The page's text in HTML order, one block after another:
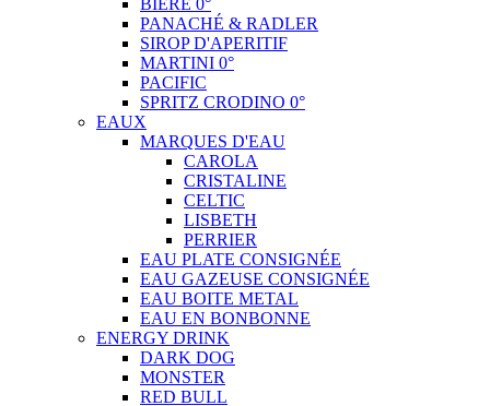
PANACHÉ & RADLER
SIROP D'APERITIF
MARTINI 0°
PACIFIC
SPRITZ CRODINO 0°
EAUX
MARQUES D'EAU
CAROLA
CRISTALINE
CELTIC
LISBETH
PERRIER
EAU PLATE CONSIGNÉE
EAU GAZEUSE CONSIGNÉE
EAU BOITE METAL
EAU EN BONBONNE
ENERGY DRINK
DARK DOG
MONSTER
RED BULL